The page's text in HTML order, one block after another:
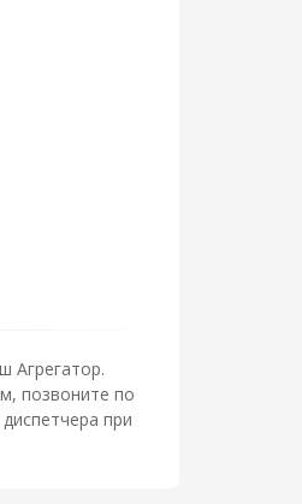
Агрегатор.
позвоните по
при